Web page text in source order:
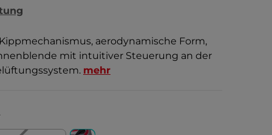
Kippmechanismus, aerodynamische Form,
mit intuitiver Steuerung an der
mehr